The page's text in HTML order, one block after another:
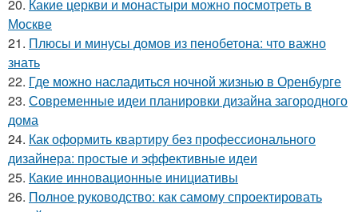
20. Какие церкви и монастыри можно посмотреть в
Москве
21. Плюсы и минусы домов из пенобетона: что важно
знать
22. Где можно насладиться ночной жизнью в Оренбурге
23. Современные идеи планировки дизайна загородного
дома
24. Как оформить квартиру без профессионального
дизайнера: простые и эффективные идеи
25. Какие инновационные инициативы
26. Полное руководство: как самому спроектировать